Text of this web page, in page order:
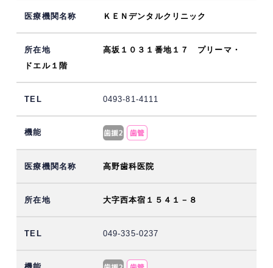
ＫＥＮデンタルクリニック
高坂１０３１番地１７ プリーマ・
ドエル１階
0493-81-4111
高野歯科医院
大字西本宿１５４１－８
049-335-0237